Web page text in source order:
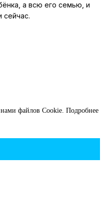
а всю его семью, и
сейчас.
файлов Cookie. Подробнее